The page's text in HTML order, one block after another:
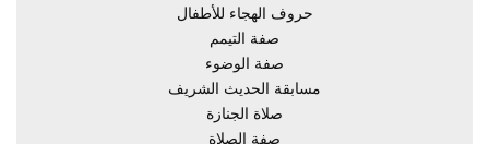
حروف الهجاء للأطفال
صفة التيمم
صفة الوضوء
مسابقة الحديث الشريف
صلاة الجنازة
صفة الصلاة